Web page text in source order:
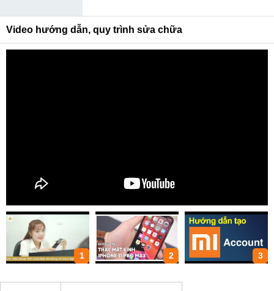
Video hướng dẫn, quy trình sửa chữa
1 2 3